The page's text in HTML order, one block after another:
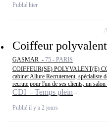
Publié hier
Coiffeur
GASMAR - 75 - PARIS
COIFFEUR(SE) POLYVALENT(E)
cabinet Allure Recrutement, spécialiste
recrute pour l'un de ses clients, un
CDI - Temps plein
Publié il y a 2 jours